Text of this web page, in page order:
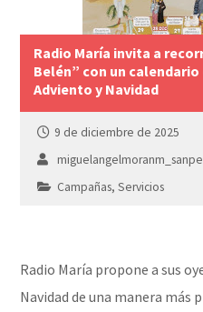
Radio María invita a
Belén” con un
Adviento y Navidad
9 de diciembre de 2025
Campañas,Servicios
Radio María propone a sus
Navidad de una manera más